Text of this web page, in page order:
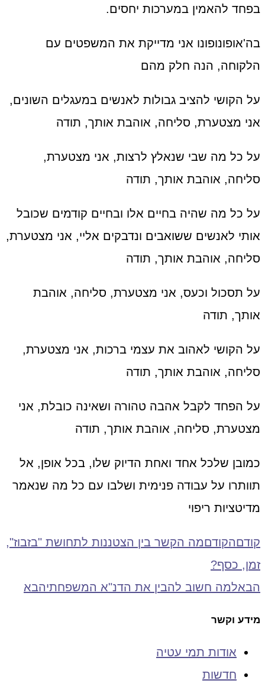
בפחד להאמין במערכות יחסים.
בה'אופונופונו אני מדייקת את המשפטים עם
הלקוחה, הנה חלק מהם
על הקושי להציב גבולות לאנשים במעגלים השונים,
אני מצטערת, סליחה, אוהבת אותך, תודה
על כל מה שבי שנאלץ לרצות, אני מצטערת,
סליחה, אוהבת אותך, תודה
על כל מה שהיה בחיים אלו ובחיים קודמים שכובל
אותי לאנשים ששואבים ונדבקים אליי, אני מצטערת,
סליחה, אוהבת אותך, תודה
על תסכול וכעס, אני מצטערת, סליחה, אוהבת
אותך, תודה
על הקושי לאהוב את עצמי ברכות, אני מצטערת,
סליחה, אוהבת אותך, תודה
על הפחד לקבל אהבה טהורה ושאינה כובלת, אני
מצטערת, סליחה, אוהבת אותך, תודה
כמובן שלכל אחד ואחת הדיוק שלו, בכל אופן, אל
תוותרו על עבודה פנימית ושלבו עם כל מה שנאמר
מדיטציות ריפוי
קודםהקודםמה הקשר בין הצטננות לתחושת "בזבוז",
זמן, כסף?
הבאלמה חשוב להבין את הדנ"א המשפחתיהבא
מידע וקשר
אודות תמי עטיה
חדשות